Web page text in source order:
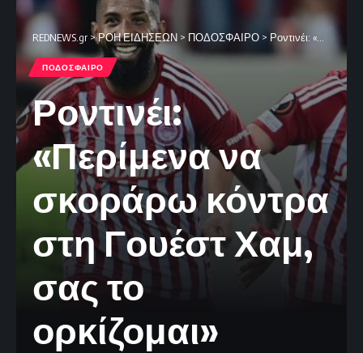
REDNEWS.gr >ΡΟΗ ΕΙΔΗΣΕΩΝ > ΠΟΔΟΣΦΑΙΡΟ > Ροντινέι: «Περίμενα να σκοράρω κόντρα στη Γουέστ Χαμ, σας το ορκίζομαι»
ΠΟΔΟΣΦΑΙΡΟ
Ροντινέι:
«Περίμενα να
σκοράρω κόντρα
στη Γουέστ Χαμ,
σας το
ορκίζομαι»